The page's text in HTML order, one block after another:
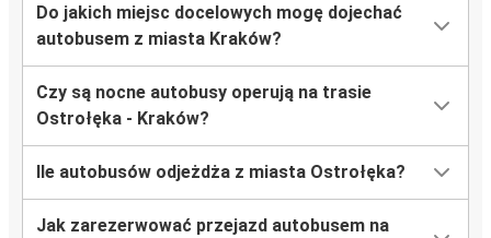
Do jakich miejsc docelowych mogę dojechać
autobusem z miasta Kraków?
Czy są nocne autobusy operują na trasie
Ostrołęka - Kraków?
Ile autobusów odjeżdża z miasta Ostrołęka?
Jak zarezerwować przejazd autobusem na